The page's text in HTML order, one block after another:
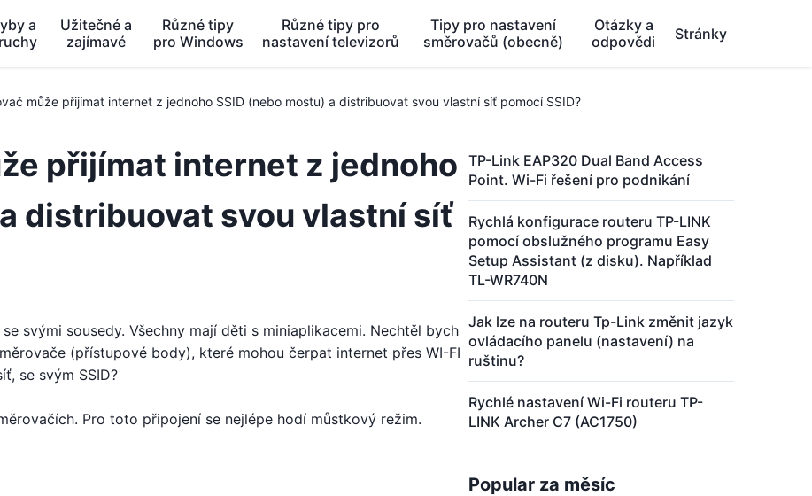
a
Užitečné a
zajímavé
Různé tipy
pro Windows
Různé tipy pro
nastavení televizorů
Tipy pro nastavení
směrovačů (obecně)
Otázky a
odpovědi
Stránky
může přijímat internet z jednoho SSID (nebo mostu) a distribuovat svou vlastní síť pomocí SSID?
přijímat internet z jednoho
distribuovat svou vlastní síť
svými sousedy. Všechny mají děti s miniaplikacemi. Nechtěl bych
(přístupové body), které mohou čerpat internet přes WI-FI
se svým SSID?
Pro toto připojení se nejlépe hodí můstkový režim.
TP-Link EAP320 Dual Band Access
Point. Wi-Fi řešení pro podnikání
Rychlá konfigurace routeru TP-LINK
pomocí obslužného programu Easy
Setup Assistant (z disku). Například
TL-WR740N
Jak lze na routeru Tp-Link změnit jazyk
ovládacího panelu (nastavení) na
ruštinu?
Rychlé nastavení Wi-Fi routeru TP-
LINK Archer C7 (AC1750)
Popular za měsíc